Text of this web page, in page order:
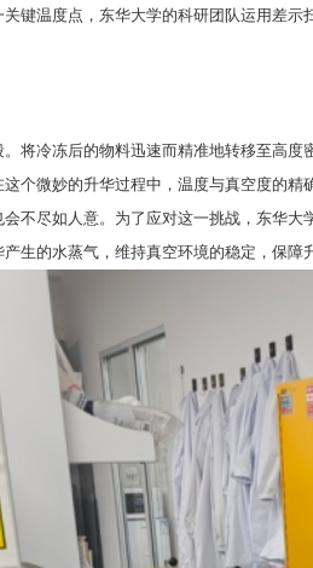
键温度点，东华大学的科研团队运用差
将冷冻后的物料迅速而精准地转移至高
个微妙的升华过程中，温度与真空度的
不尽如人意。为了应对这一挑战，东华
生的水蒸气，维持真空环境的稳定，保障